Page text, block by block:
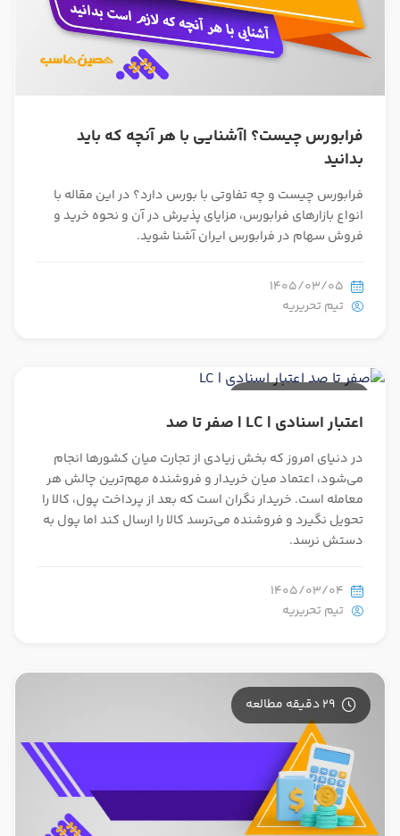
فرابورس چیست؟ |آشنایی با هر آنچه که باید
بدانید
فرابورس چیست و چه تفاوتی با بورس دارد؟ در این مقاله با
انواع بازارهای فرابورس، مزایای پذیرش در آن و نحوه خرید و
فروش سهام در فرابورس ایران آشنا شوید.
1405/03/05
تیم تحریریه
اعتبار اسنادی | LC | صفر تا صد
در دنیای امروز که بخش زیادی از تجارت میان کشورها انجام
می‌شود، اعتماد میان خریدار و فروشنده مهم‌ترین چالش هر
معامله است. خریدار نگران است که بعد از پرداخت پول، کالا را
تحویل نگیرد و فروشنده می‌ترسد کالا را ارسال کند اما پول به
دستش نرسد.
1405/03/04
تیم تحریریه
29 دقیقه مطالعه